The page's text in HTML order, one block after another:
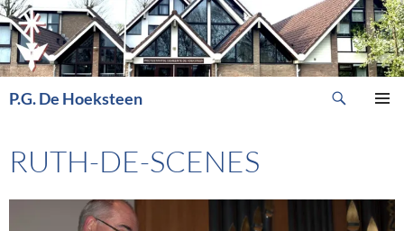
Ga
naar
de
inhoud
P.G. De Hoeksteen
RUTH-DE-SCENES